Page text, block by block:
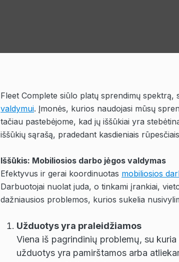
Fleet Complete siūlo platų sprendimų spektrą,
valdymui. Įmonės, kurios naudojasi mūsų
tačiau pastebėjome, kad jų iššūkiai yra
iššūkių sąrašą, pradedant kasdieniais
Iššūkis: Mobiliosios darbo jėgos valdymas
Efektyvus ir gerai koordinuotas mobiliosios
Darbuotojai nuolat juda, o tinkami įrankiai,
dažniausios problemos, kurios sukelia
Užduotys yra praleidžiamos
Viena iš pagrindinių problemų, su
užduotys yra pamirštamos arba